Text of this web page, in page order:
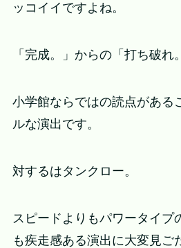
ッコイイですよね。
「完成。」からの「打ち破れ
小学館ならではの読点がある
ルな演出です。
対するはタンクロー。
スピードよりもパワータイプ
も疾走感ある演出に大変見ご